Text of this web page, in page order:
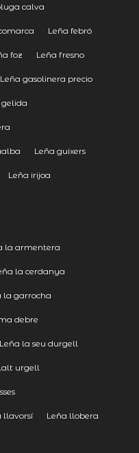
calva
Leña febró
foz Leña fresno
Leña gasolinera precio
gelida
Leña guixers
Leña irijoa
la armentera
la cerdanya
la garrocha
debre
Leña la seu durgell
urgell
llavorsí Leña llobera